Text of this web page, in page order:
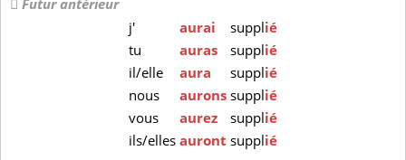
Futur antérieur
j'
aurai supplié
tu
auras supplié
il/elle
aura supplié
nous
auronssupplié
vous
aurez supplié
ils/ellesauront supplié